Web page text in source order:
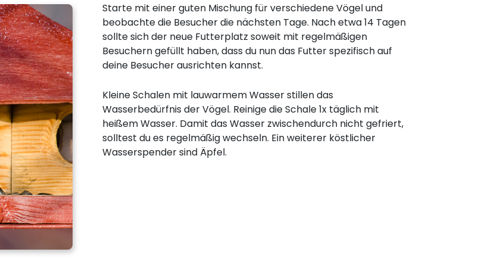
Starte mit einer guten Mischung für verschiedene Vögel und
beobachte die Besucher die nächsten Tage. Nach etwa 14 Tagen
sollte sich der neue Futterplatz soweit mit regelmäßigen
Besuchern gefüllt haben, dass du nun das Futter spezifisch auf
deine Besucher ausrichten kannst.
Kleine Schalen mit lauwarmem Wasser stillen das
Wasserbedürfnis der Vögel. Reinige die Schale 1x täglich mit
heißem Wasser. Damit das Wasser zwischendurch nicht gefriert,
solltest du es regelmäßig wechseln. Ein weiterer köstlicher
Wasserspender sind Äpfel.